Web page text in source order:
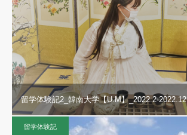
留学体験記2_韓南大学【U.M】_2022.2-2022.12
留学体験記